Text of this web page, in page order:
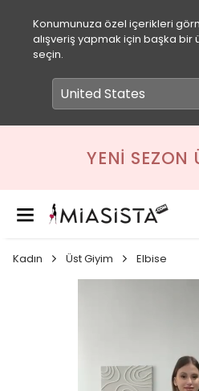
Konumunuza özel içerikleri
alışveriş yapmak için başka bir
seçin.
YENI SEZON
Kadın Üst Giyim Elbise